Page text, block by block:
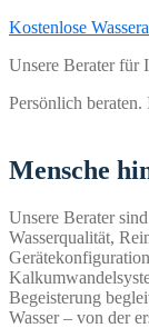
Kostenlose
Unsere Berater für
Persönlich
Mensche
Unsere Berater
Wasserqualität,
Begeisterung
Wasser – von der